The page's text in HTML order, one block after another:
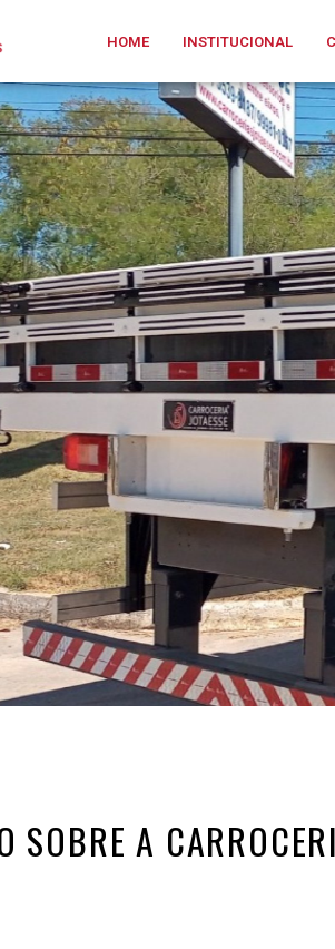
HOME INSTITUCIONAL
SOBRE A